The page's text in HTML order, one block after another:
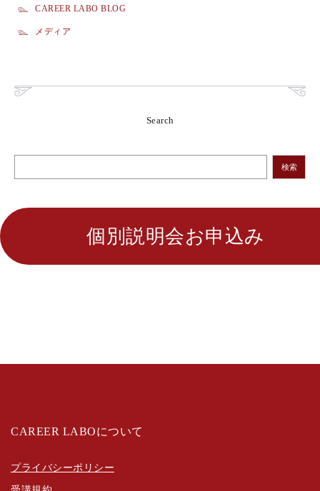
CAREER LABO BLOG
メディア
Search
検索
個別説明会お申込み
CAREER LABOについて
プライバシーポリシー